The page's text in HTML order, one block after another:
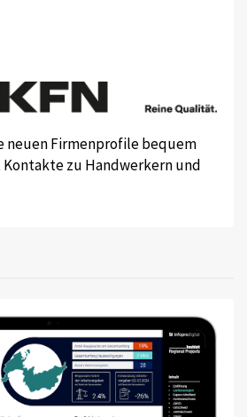
neuen Firmenprofile bequem
zu Handwerkern und